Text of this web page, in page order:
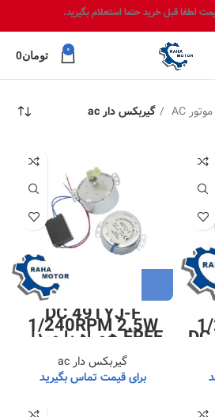
لطفا قبل خرید حتما استعلام بگیرید.
0 تومان0
موتور AC گیربکس دار ac
FREE بدون مبدل DC
DC 49TYJ-F
1/240RPM 2.5W
FREE همراه با مبدل
DC به AC
گیربکس دار ac
برای قیمت تماس بگیرید